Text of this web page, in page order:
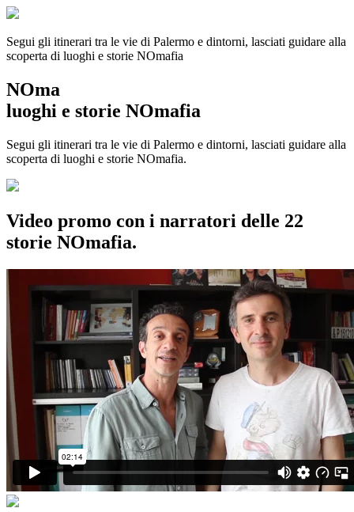
Segui gli itinerari tra le vie di Palermo e dintorni, lasciati guidare alla
scoperta di luoghi e storie NOmafia
NOma
luoghi e storie NOmafia
Segui gli itinerari tra le vie di Palermo e dintorni, lasciati guidare alla
scoperta di luoghi e storie NOmafia.
Video promo con i narratori delle 22
storie NOmafia.